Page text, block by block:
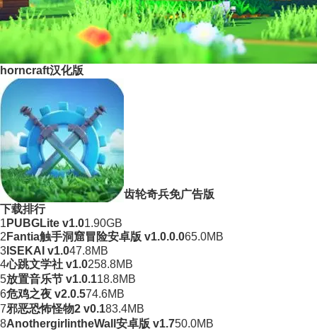
horncraft汉化版
齿轮奇兵免广告版
下载排行
1 PUBGLite v1.01.90GB
2 Fantia触手洞窟冒险安卓版 v1.0.0.065.0MB
3 ISEKAI v1.047.8MB
4心跳文学社 v1.0258.8MB
5放置音乐节 v1.0.118.8MB
6危鸡之夜 v2.0.574.6MB
7邪恶恐怖怪物2 v0.183.4MB
8AnothergirlintheWall安卓版 v1.750.0MB